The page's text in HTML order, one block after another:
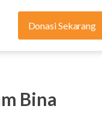
Donasi Sekarang
Bina